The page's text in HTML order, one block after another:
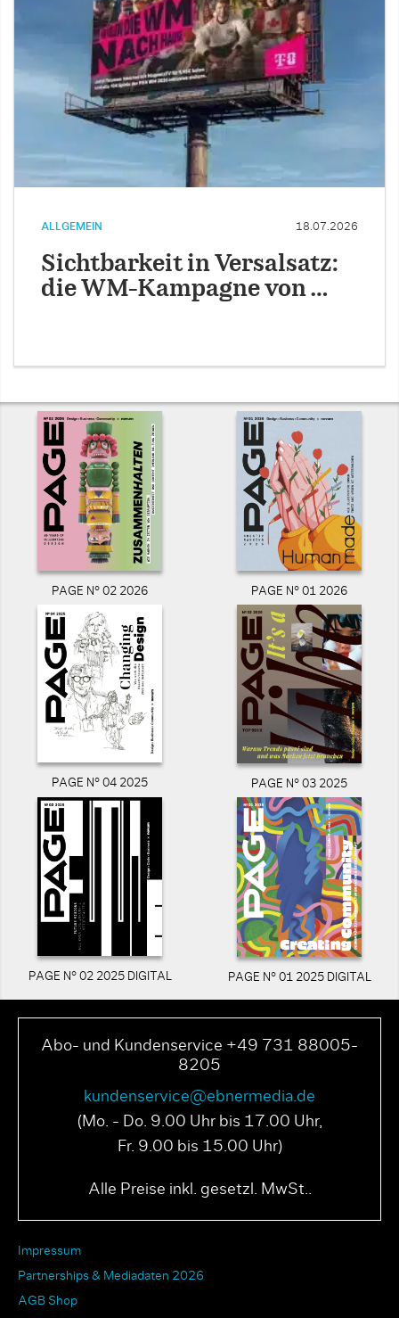
ALLGEMEIN 18.07.2026
Sichtbarkeit in Versalsatz:
die WM-Kampagne von …
PAGE N° 02 2026 PAGE N° 01 2026
PAGE N° 04 2025 PAGE N° 03 2025
PAGE N° 02 2025 DIGITAL PAGE N° 01 2025 DIGITAL
Abo- und Kundenservice +49 731 88005-
8205
kundenservice@ebnermedia.de
(Mo. - Do. 9.00 Uhr bis 17.00 Uhr,
Fr. 9.00 bis 15.00 Uhr)
Alle Preise inkl. gesetzl. MwSt..
Impressum
Partnerships & Mediadaten 2026
AGB Shop